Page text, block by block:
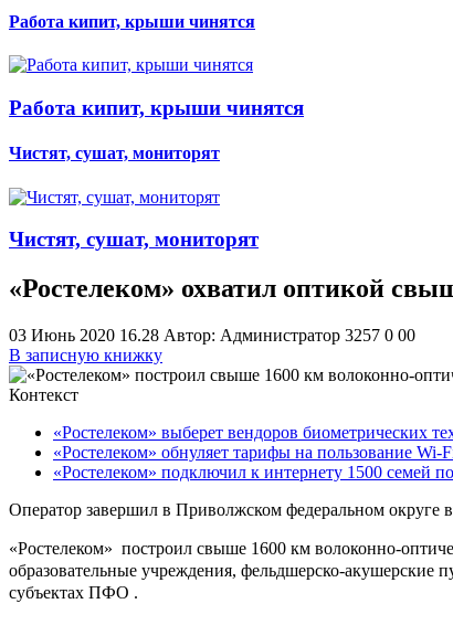
Работа кипит, крыши чинятся
Работа кипит, крыши чинятся
Чистят, сушат, мониторят
Чистят, сушат, мониторят
«Ростелеком» охватил оптикой
03 Июнь 2020 16.28 Автор: Администратор 3257 0 00
В записную книжку
Контекст
«Ростелеком» выберет вендоров биометрических
«Ростелеком» обнуляет тарифы на пользование Wi-
«Ростелеком» подключил к интернету 1500 семей
Оператор завершил в Приволжском федеральном округе
«Ростелеком» построил свыше 1600 км волоконно-
образовательные учреждения, фельдшерско-акушерские
субъектах ПФО .